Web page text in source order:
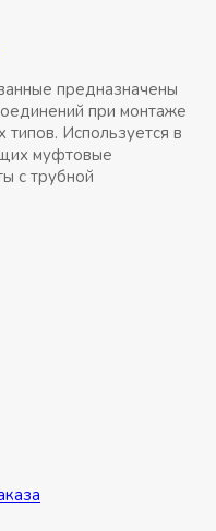
предназначены
при монтаже
Используется в
муфтовые
с трубной